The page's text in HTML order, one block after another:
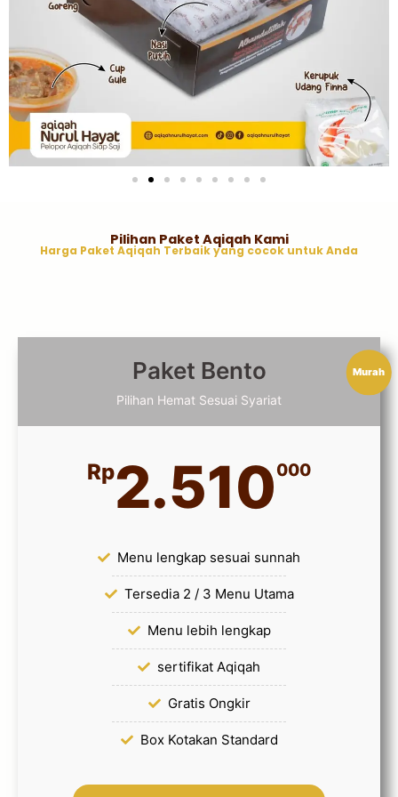
Pilihan Paket Aqiqah Kami
Harga Paket Aqiqah Terbaik yang cocok untuk Anda
Paket Bento
Pilihan Hemat Sesuai Syariat
Rp2.510000
Menu lengkap sesuai sunnah
Tersedia 2 / 3 Menu Utama
Menu lebih lengkap
sertifikat Aqiqah
Gratis Ongkir
Box Kotakan Standard
Murah